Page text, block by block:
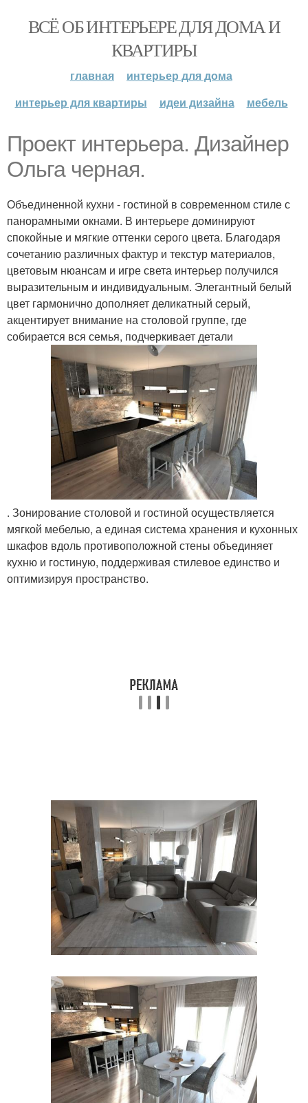
ВСЁ ОБ ИНТЕРЬЕРЕ ДЛЯ ДОМА И
КВАРТИРЫ
главная
интерьер для дома
интерьер для квартиры
идеи дизайна мебель
Проект интерьера. Дизайнер
Ольга черная.
Объединенной кухни - гостиной в современном стиле с
панорамными окнами. В интерьере доминируют
спокойные и мягкие оттенки серого цвета. Благодаря
сочетанию различных фактур и текстур материалов,
цветовым нюансам и игре света интерьер получился
выразительным и индивидуальным. Элегантный белый
цвет гармонично дополняет деликатный серый,
акцентирует внимание на столовой группе, где
собирается вся семья, подчеркивает детали
. Зонирование столовой и гостиной осуществляется
мягкой мебелью, а единая система хранения и кухонных
шкафов вдоль противоположной стены объединяет
кухню и гостиную, поддерживая стилевое единство и
оптимизируя пространство.